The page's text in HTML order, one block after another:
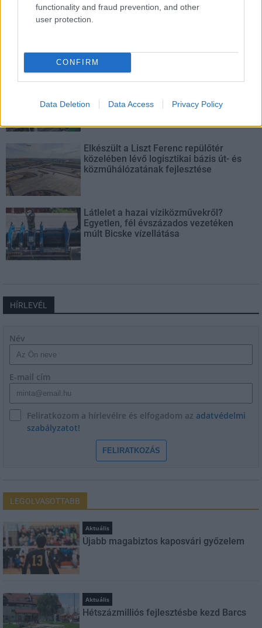
functionality and fraud prevention, and other
user protection.
CONFIRM
Data Deletion Data Access Privacy Policy
Látványos építési szakasz indult be a
Paks II.: Mit jelent az 5. blokk új
árnyékában?
Elkészült a Liszt Ferenc repülőtér
közelében lévő logisztikai bázis út- és
közműhálózatának fejlesztése
Látlelet a hazai víziközművekről?
Egyetlen, fél évszázados vezetéken
múlt Bicske vízellátása
HÍRLEVÉL
Név
E-mail cím
Feliratkozom a hírlevélre és elfogadom az adatvédelmi
szabályzatot!
FELIRATKOZÁS
LEGOLVASOTTABB
Aktuális
Újabb magabiztos kaposvári győzelem
Aktuális
Hétszázmilliós fejlesztésbe kezd Barcs